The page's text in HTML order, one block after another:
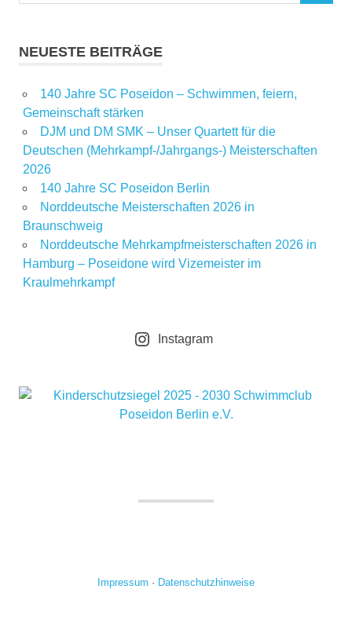
NEUESTE BEITRÄGE
140 Jahre SC Poseidon – Schwimmen, feiern,
Gemeinschaft stärken
DJM und DM SMK – Unser Quartett für die
Deutschen (Mehrkampf-/Jahrgangs-) Meisterschaften
2026
140 Jahre SC Poseidon Berlin
Norddeutsche Meisterschaften 2026 in
Braunschweig
Norddeutsche Mehrkampfmeisterschaften 2026 in
Hamburg – Poseidone wird Vizemeister im
Kraulmehrkampf
Instagram
Impressum · Datenschutzhinweise